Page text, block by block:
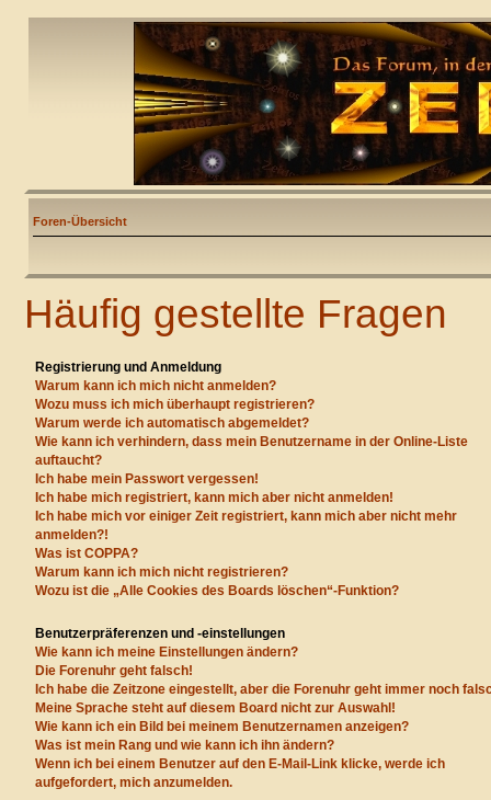
Foren-Übersicht
Häufig gestellte Fragen
Registrierung und Anmeldung
Warum kann ich mich nicht anmelden?
Wozu muss ich mich überhaupt registrieren?
Warum werde ich automatisch abgemeldet?
Wie kann ich verhindern, dass mein Benutzername in der Online-Liste
auftaucht?
Ich habe mein Passwort vergessen!
Ich habe mich registriert, kann mich aber nicht anmelden!
Ich habe mich vor einiger Zeit registriert, kann mich aber nicht mehr
anmelden?!
Was ist COPPA?
Warum kann ich mich nicht registrieren?
Wozu ist die „Alle Cookies des Boards löschen“-Funktion?
Benutzerpräferenzen und -einstellungen
Wie kann ich meine Einstellungen ändern?
Die Forenuhr geht falsch!
Ich habe die Zeitzone eingestellt, aber die Forenuhr geht immer noch
Meine Sprache steht auf diesem Board nicht zur Auswahl!
Wie kann ich ein Bild bei meinem Benutzernamen anzeigen?
Was ist mein Rang und wie kann ich ihn ändern?
Wenn ich bei einem Benutzer auf den E-Mail-Link klicke, werde ich
aufgefordert, mich anzumelden.